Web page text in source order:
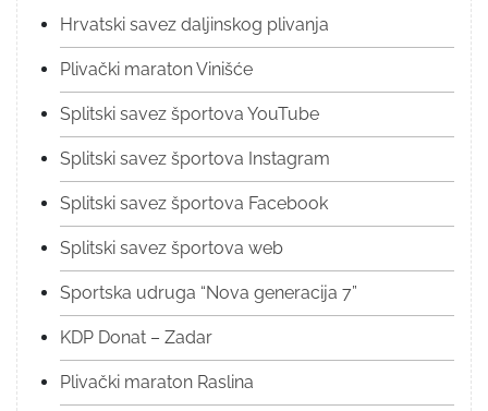
Hrvatski savez daljinskog plivanja
Plivački maraton Vinišće
Splitski savez športova YouTube
Splitski savez športova Instagram
Splitski savez športova Facebook
Splitski savez športova web
Sportska udruga “Nova generacija 7”
KDP Donat – Zadar
Plivački maraton Raslina